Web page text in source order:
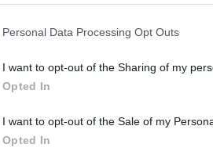
Personal Data Processing Opt Outs
I want to opt-out of the Sharing of my
Opted In
I want to opt-out of the Sale of my
Opted In